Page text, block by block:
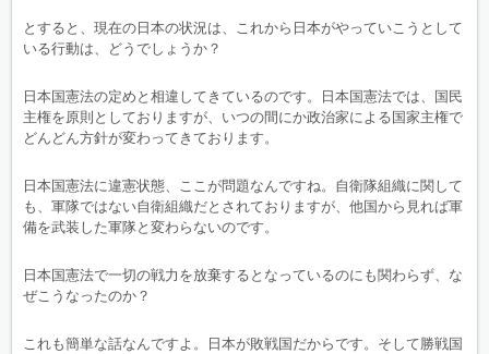
とすると、現在の日本の状況は、これから日本がやっていこうとして
いる行動は、どうでしょうか？
日本国憲法の定めと相違してきているのです。日本国憲法では、国民
主権を原則としておりますが、いつの間にか政治家による国家主権で
どんどん方針が変わってきております。
日本国憲法に違憲状態、ここが問題なんですね。自衛隊組織に関して
も、軍隊ではない自衛組織だとされておりますが、他国から見れば軍
備を武装した軍隊と変わらないのです。
日本国憲法で一切の戦力を放棄するとなっているのにも関わらず、な
ぜこうなったのか？
これも簡単な話なんですよ。日本が敗戦国だからです。そして勝戦国